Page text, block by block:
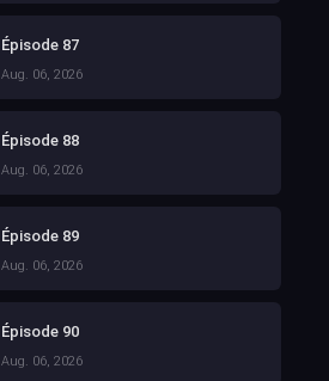
Épisode 87
Aug. 06, 2026
Épisode 88
Aug. 06, 2026
Épisode 89
Aug. 06, 2026
Épisode 90
Aug. 06, 2026